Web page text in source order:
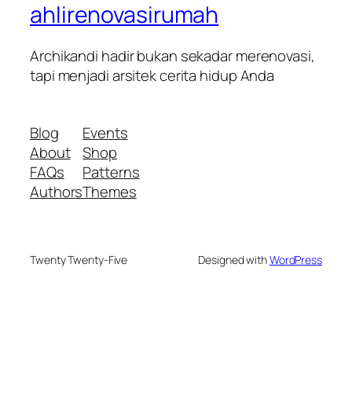
ahlirenovasirumah
Archikandi hadir bukan sekadar merenovasi,
tapi menjadi arsitek cerita hidup Anda
Blog
About
FAQs
Authors
Events
Shop
Patterns
Themes
Twenty Twenty-Five Designed withWordPress